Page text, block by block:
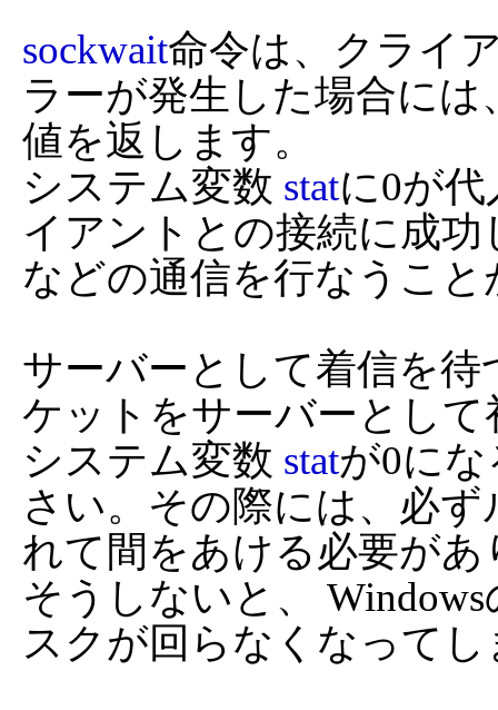
sockwait命令は、クライ
ラーが発生した場合に
値を返します。
システム変数 statに0が
イアントとの接続に成功
などの通信を行なうこ
サーバーとして着信を待
ケットをサーバーとして
システム変数 statが0に
さい。その際には、必
れて間をあける必要があ
そうしないと、
スクが回らなくなって